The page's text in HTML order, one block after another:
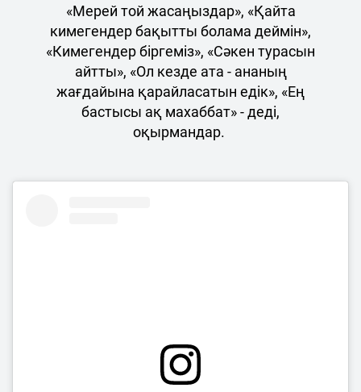
«Мерей той жасаңыздар», «Қайта
кимегендер бақытты болама деймін»,
«Кимегендер біргеміз», «Сәкен турасын
айтты», «Ол кезде ата - ананың
жағдайына қарайласатын едік», «Ең
бастысы ақ махаббат» - деді,
оқырмандар.